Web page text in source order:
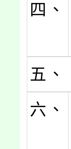
四、
五、
六、